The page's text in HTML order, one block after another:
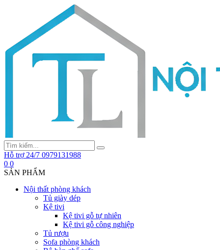
Hỗ trợ 24/7 0979131988
0 0
SẢN PHẨM
Nội thất phòng khách
Tủ giày dép
Kệ tivi
Kệ tivi gỗ tự nhiên
Kệ tivi gỗ công nghiệp
Tủ rượu
Sofa phòng khách